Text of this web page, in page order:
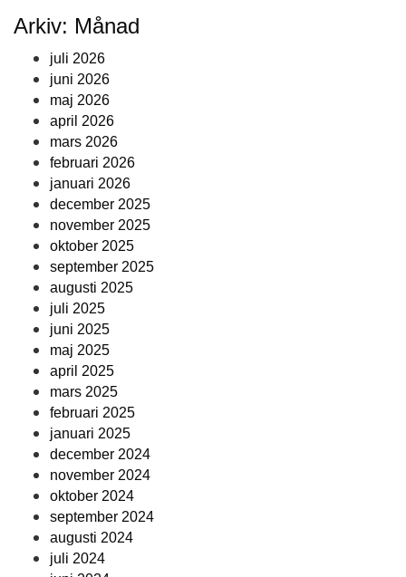
Arkiv: Månad
juli 2026
juni 2026
maj 2026
april 2026
mars 2026
februari 2026
januari 2026
december 2025
november 2025
oktober 2025
september 2025
augusti 2025
juli 2025
juni 2025
maj 2025
april 2025
mars 2025
februari 2025
januari 2025
december 2024
november 2024
oktober 2024
september 2024
augusti 2024
juli 2024